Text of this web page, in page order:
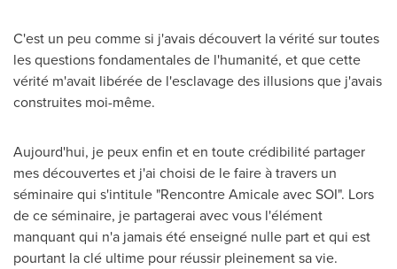
C'est un peu comme si j'avais découvert la vérité sur toutes
les questions fondamentales de l'humanité, et que cette
vérité m'avait libérée de l'esclavage des illusions que j'avais
construites moi-même.
Aujourd'hui, je peux enfin et en toute crédibilité partager
mes découvertes et j'ai choisi de le faire à travers un
séminaire qui s'intitule "Rencontre Amicale avec SOI". Lors
dece séminaire, je partagerai avec vous l'élément
manquant qui n'a jamais été enseigné nulle part et qui est
pourtant la clé ultime pour réussir pleinement sa vie.